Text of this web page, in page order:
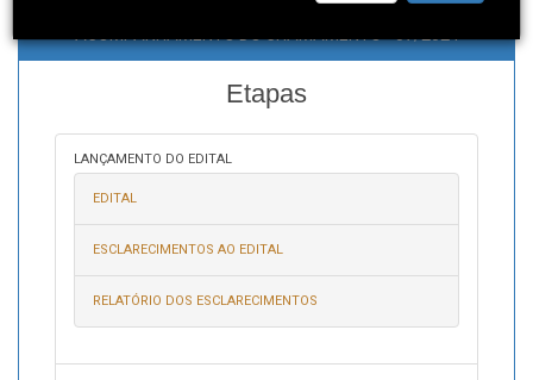
Etapas
LANÇAMENTO DO EDITAL
EDITAL
ESCLARECIMENTOS AO EDITAL
RELATÓRIO DOS ESCLARECIMENTOS